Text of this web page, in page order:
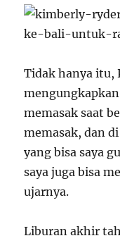
Tidak hanya itu,
memasak saat
memasak, dan
yang bisa saya
saya juga bisa
ujarnya.
Liburan akhir